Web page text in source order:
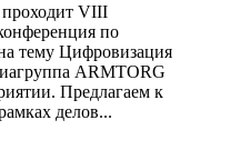
VIII
по
тему Цифровизация
ARMTORG
Предлагаем к
делов...